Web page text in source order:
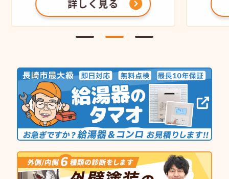
詳しく見る